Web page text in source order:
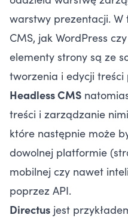
warstwy prezentacji. W
CMS, jak WordPress
elementy strony są ze
tworzenia i edycji treści
Headless CMS
treści i zarządzanie
które następnie może
dowolnej platformie
mobilnej czy nawet
poprzez API.
Directus jest